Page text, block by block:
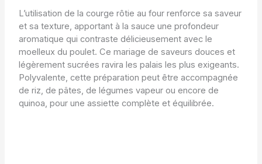
L’utilisation de la courge rôtie au four renforce sa saveur
et sa texture, apportant à la sauce une profondeur
aromatique qui contraste délicieusement avec le
moelleux du poulet. Ce mariage de saveurs douces et
légèrement sucrées ravira les palais les plus exigeants.
Polyvalente, cette préparation peut être accompagnée
de riz, de pâtes, de légumes vapeur ou encore de
quinoa, pour une assiette complète et équilibrée.